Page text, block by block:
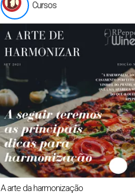
Cursos
A arte da harmonização